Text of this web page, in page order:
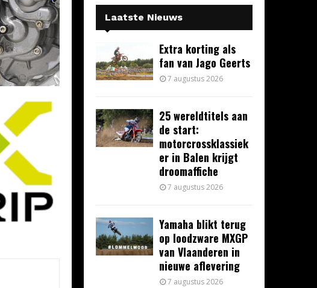
Laatste Nieuws
Extra korting als
fan van Jago Geerts
7 augustus 2026
25 wereldtitels aan
de start:
motorcrossklassiek
er in Balen krijgt
droomaffiche
7 augustus 2026
Yamaha blikt terug
op loodzware MXGP
van Vlaanderen in
nieuwe aflevering
7 augustus 2026